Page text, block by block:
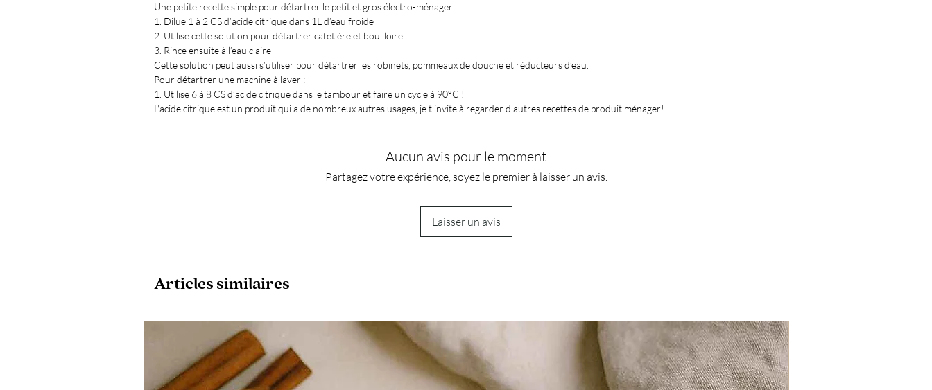
Une petite recette simple pour détartrer le petit et gros électro-ménager :
1. Dilue 1 à 2 CS d’acide citrique dans 1L d’eau froide
2. Utilise cette solution pour détartrer cafetière et bouilloire
3. Rince ensuite à l’eau claire
Cette solution peut aussi s’utiliser pour détartrer les robinets, pommeaux de douche et réducteurs d’eau.
Pour détartrer une machine à laver :
1. Utilise 6 à 8 CS d’acide citrique dans le tambour et faire un cycle à 90°C !
L'acide citrique est un produit qui a de nombreux autres usages, je t'invite à regarder d'autres recettes de produit ménager!
Aucun avis pour le moment
Partagez votre expérience, soyez le premier à laisser un avis.
Laisser un avis
Articles similaires